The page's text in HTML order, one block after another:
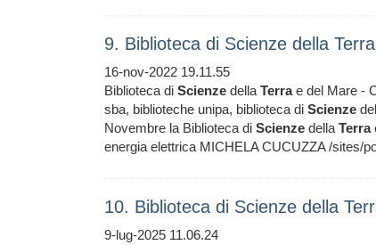
9. Biblioteca di Scienze della
16-nov-2022 19.11.55
Biblioteca di Scienze della Terrae del Mare -
sba, biblioteche unipa, biblioteca di Scienze
Novembre la Biblioteca di Scienze della Terra
energia elettrica MICHELA CUCUZZA /sites/
10. Biblioteca di Scienze della
9-lug-2025 11.06.24